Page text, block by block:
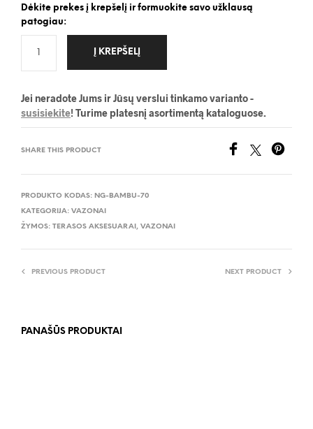
Dėkite prekes į krepšelį ir formuokite savo užklausą
patogiau:
Į KREPŠELĮ
Jei neradote Jums ir Jūsų verslui tinkamo varianto -
susisiekite! Turime platesnį asortimentą kataloguose.
SHARE THIS PRODUCT
PRODUKTO KODAS: NG-BAMBU-70
KATEGORIJA: VAZONAI
ŽYMOS: TERASOS AKSESUARAI , VAZONAI
PREVIOUS PRODUCT NEXT PRODUCT
PANAŠŪS PRODUKTAI